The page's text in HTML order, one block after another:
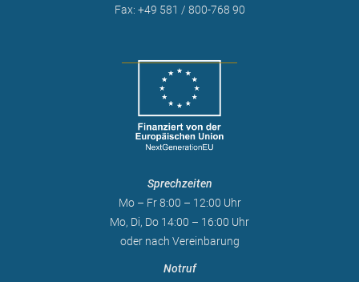
Fax: +49 581 / 800-768 90
Sprechzeiten
Mo – Fr 8:00 – 12:00 Uhr
Mo, Di, Do 14:00 – 16:00 Uhr
oder nach Vereinbarung
Notruf